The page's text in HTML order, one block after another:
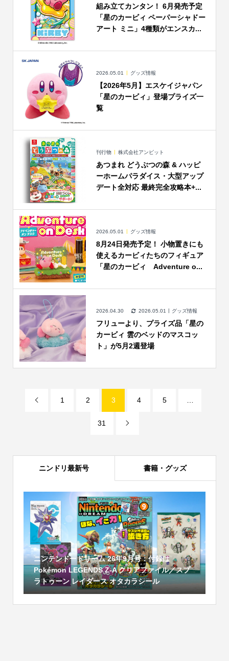
組み立てカンタン！ 6月発売予定
「星のカービィ ペーパーシャドー
アート ミニ」4種類がエンスカ...
2026.05.01 グッズ情報
【2026年5月】エスケイジャパン
「星のカービィ」登場プライズ一
覧
刊行物 株式会社アンビット
あつまれ どうぶつの森 & ハッピ
ーホームパラダイス・大型アップ
デート全対応 最終完全攻略本+...
2026.05.01 グッズ情報
8月24日発売予定！ 小物置きにも
使えるカービィたちのフィギュア
「星のカービィ Adventure o...
2026.04.30 2026.05.01 グッズ情報
フリューより、プライズ品「星の
カービィ 雲のベッドのマスコッ
ト」が5月2週登場
 1 2 3 4 5
31 
ニンドリ最新号 書籍・グッズ
ニンテンドードリーム 26年9月号：付録は
Pokémon LEGENDS Z-A クリアファイル／スプ
ラトゥーン レイダース オタカラシール